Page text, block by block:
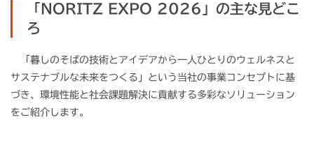
「NORITZ EXPO 2026」の主な見どこ
ろ
「暮しのそばの技術とアイデアから一人ひとりのウェルネスと
サステナブルな未来をつくる」という当社の事業コンセプトに基
づき、環境性能と社会課題解決に貢献する多彩なソリューション
をご紹介します。